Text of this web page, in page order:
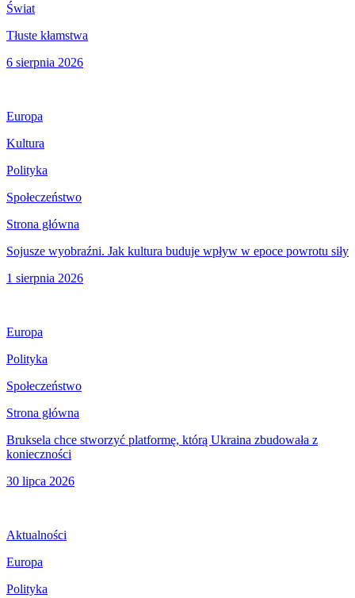
Świat
Tłuste kłamstwa
6 sierpnia 2026
Europa
Kultura
Polityka
Społeczeństwo
Strona główna
Sojusze wyobraźni. Jak kultura buduje wpływ w epoce powrotu siły
1 sierpnia 2026
Europa
Polityka
Społeczeństwo
Strona główna
Bruksela chce stworzyć platformę, którą Ukraina zbudowała z
konieczności
30 lipca 2026
Aktualności
Europa
Polityka